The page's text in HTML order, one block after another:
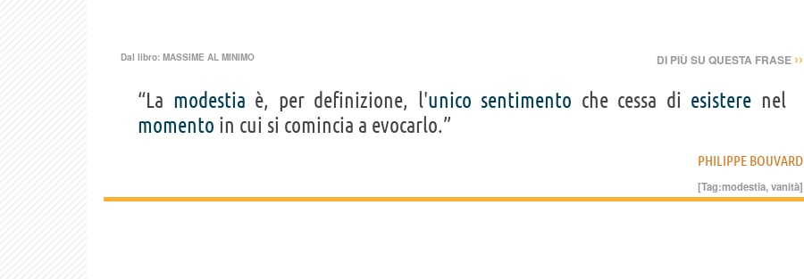
Dal libro: MASSIME AL MINIMO DI PIÙ SU QUESTA FRASE ››
“La modestia è, per definizione, l'unico sentimento che cessa di esistere nel
momento in cui si comincia a evocarlo.”
PHILIPPE BOUVARD
[Tag:modestia,vanità]